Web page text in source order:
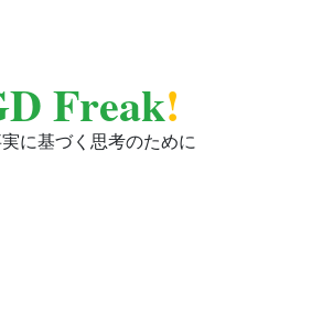
Freak!
に基づく思考のために